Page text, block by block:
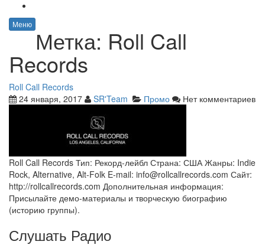
Меню
Метка: Roll Call
Records
Roll Call Records
24 января, 2017
SR'Team Промо Нет комментариев
Roll Call Records Тип: Рекорд-лейбл Страна: США Жанры: Indie
Rock, Alternative, Alt-Folk E-mail: info@rollcallrecords.com Сайт:
http://rollcallrecords.com Дополнительная информация:
Присылайте демо-материалы и творческую биографию
(историю группы).
Слушать Радио